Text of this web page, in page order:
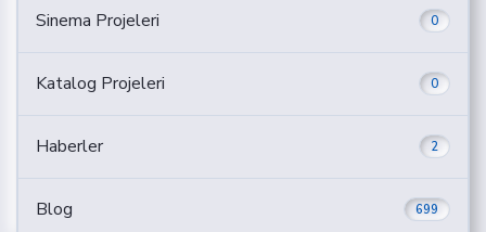
Sinema Projeleri 0
Katalog Projeleri 0
Haberler 2
Blog 699